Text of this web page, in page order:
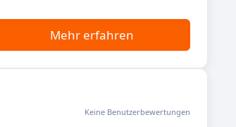
Mehr erfahren
Keine Benutzerbewertungen